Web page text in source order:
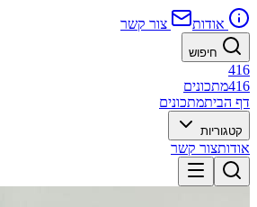
אודות צור קשר
חיפוש
416
416מתכונים
דף הביתמתכונים
קטגוריות
אודותצור קשר